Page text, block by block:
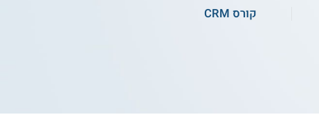
קורס CRM